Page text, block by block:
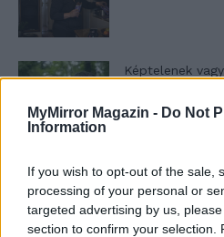
MyMirror Magazin - Do Not
Information
If you wish to opt-out of the sale,
processing of your personal or
targeted advertising by us,
section to confirm your selection.
Képtelenek